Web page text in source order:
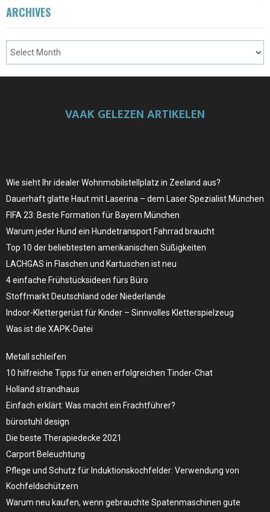
ARCHIVES
VAAK GELEZEN ARTIKELEN
Wie sieht Ihr idealer Wohnmobilstellplatz in Zeeland aus?
Dauerhaft glatte Haut mit Laserina – dem Laser Spezialist München
FIFA 23: Beste Formation für Bayern München
Warum jeder Hund ein Hundetransport Fahrrad braucht
Top 10 der beliebtesten amerikanischen Süßigkeiten
LACHGAS in Flaschen und Kartuschen ist neu
4 einfache Frühstücksideen fürs Büro
Stoffmarkt Deutschland oder Niederlande
Indoor-Klettergerüst für Kinder – Sinnvolles Kletterspielzeug
Was ist die XAPK-Datei
Metall schleifen
10 hilfreiche Tipps für einen erfolgreichen Tinder-Chat
Holland strandhaus
Einfach erklärt: Was macht ein Frachtführer?
bürostuhl design
Die beste Therapiedecke 2021
Carport Beleuchtung
Pflege und Schutz für Induktionskochfelder: Verwendung von
Kochfeldschützern
Warum neu kaufen, wenn gebrauchte Spatenmaschinen gute